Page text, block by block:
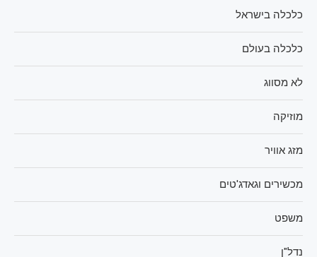
כלכלה בישראל
כלכלה בעולם
לא מסווג
מוזיקה
מזג אוויר
מכשירים וגאדג'טים
משפט
נדל"ן